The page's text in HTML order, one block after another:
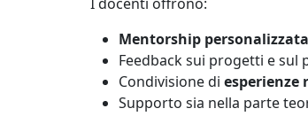
Mentorship personalizzata
Feedback sui progetti e sul
Condivisione di esperienze
Supporto sia nella parte